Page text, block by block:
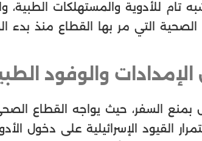
للأدوية والمستهلكات الطبية،
التي مر بها القطاع منذ بدء
والوفود
بمنع السفر، حيث يواجه القطاع
القيود الإسرائيلية على دخول